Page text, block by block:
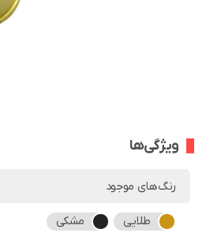
ویژگی‌ها
رنگ‌های موجود
طلایی مشکی